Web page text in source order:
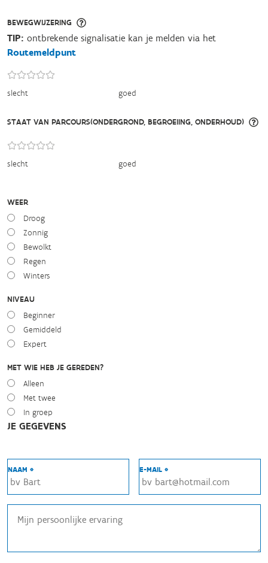
BEWEGWIJZERING
slecht goed
TIP: ontbrekende signalisatie kan je melden via het
Routemeldpunt
STAAT VAN PARCOURS(ONDERGROND, BEGROEIING, ONDERHOUD)
slecht goed
WEER
Droog
Zonnig
Bewolkt
Regen
Winters
NIVEAU
Beginner
Gemiddeld
Expert
MET WIE HEB JE GEREDEN?
Alleen
Met twee
In groep
JE GEGEVENS
NAAM * E-MAIL *